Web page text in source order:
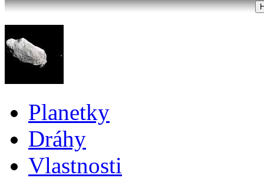
Planetky
Dráhy
Vlastnosti